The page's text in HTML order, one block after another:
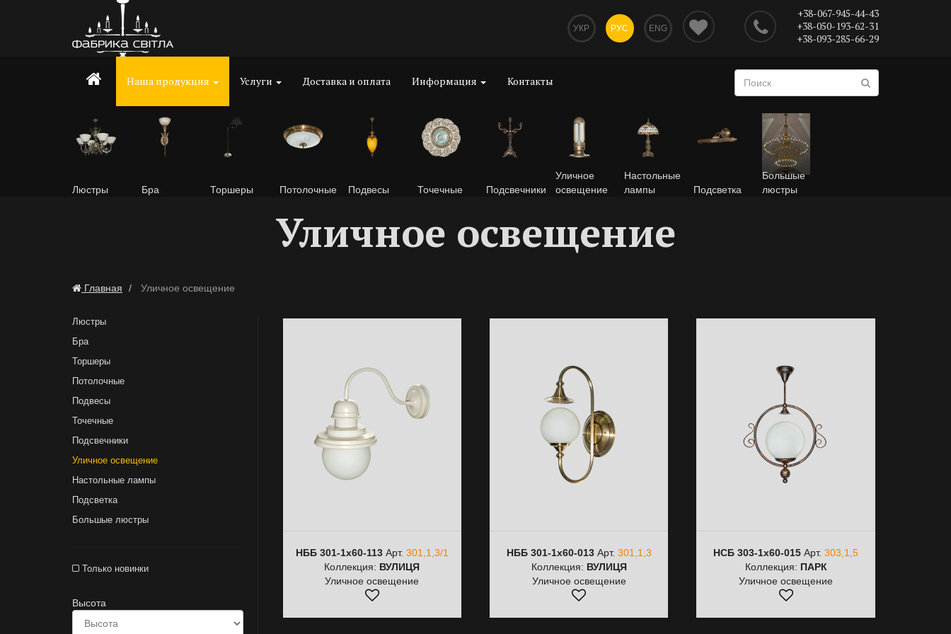
УКР РУС ENG
+38-067-945-44-43
+38-050-193-62-31
+38-093-285-66-29
Наша продукция Услуги Доставка и оплата Информация Контакты
Люстры Бра Торшеры Потолочные Подвесы Точечные Подсвечники
Уличное
освещение
Настольные
лампы
Подсветка
Большые
люстры
Уличное освещение
Главная Уличное освещение
Люстры
Бра
Торшеры
Потолочные
Подвесы
Точечные
Подсвечники
Уличное освещение
Настольные лампы
Подсветка
Большые люстры
Только новинки
Высота
НББ 301-1х60-113Арт. 301,1,3/1
Коллекция: ВУЛИЦЯ
Уличное освещение
НББ 301-1х60-013Арт. 301,1,3
Коллекция: ВУЛИЦЯ
Уличное освещение
НСБ 303-1х60-015 Арт.303,1,5
Коллекция: ПАРК
Уличное освещение